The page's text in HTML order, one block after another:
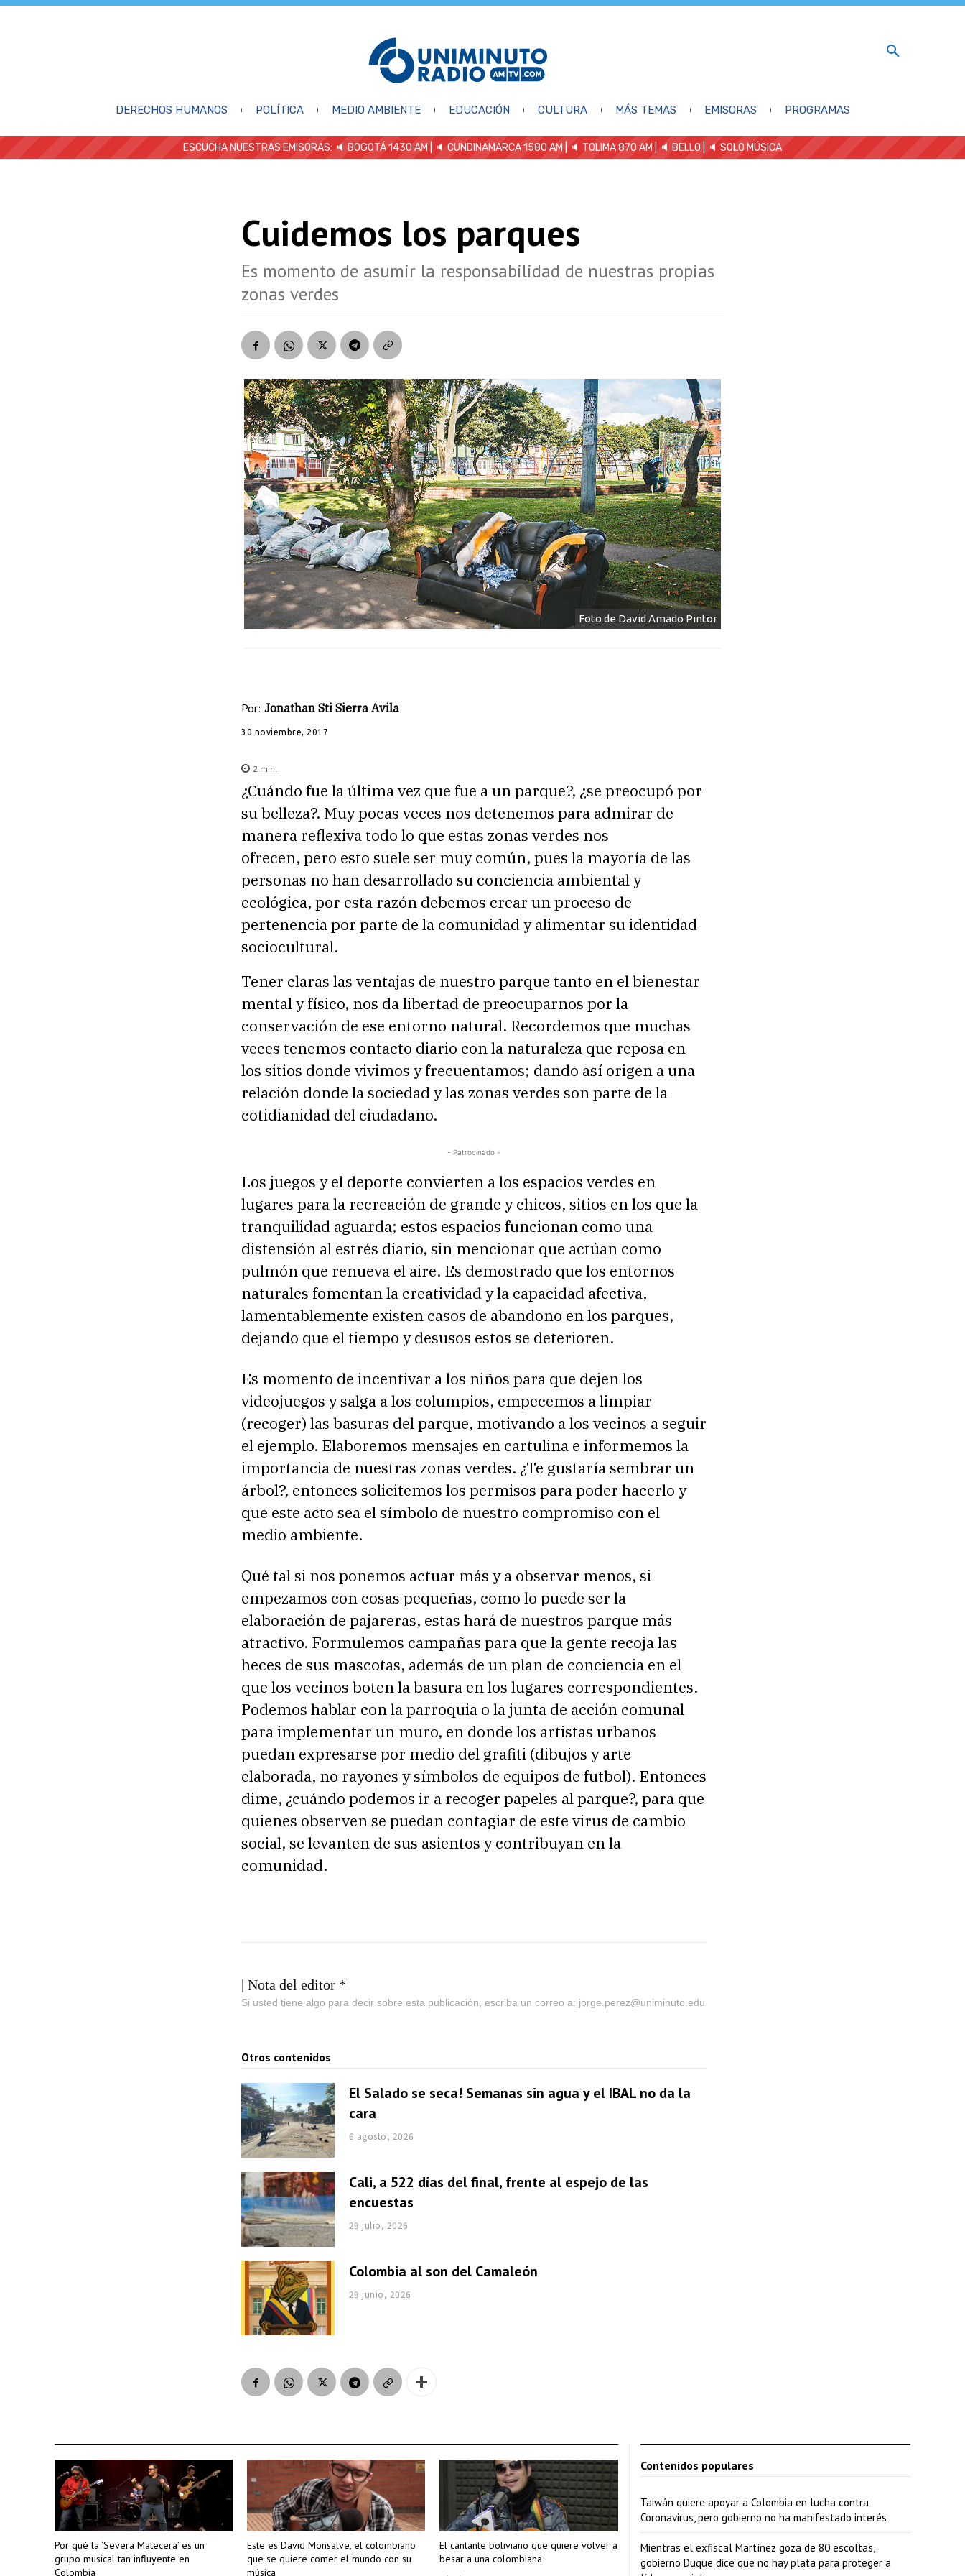
DERECHOS HUMANOS POLÍTICA MEDIO AMBIENTE EDUCACIÓN CULTURA MÁS TEMAS EMISORAS PROGRAMAS
ESCUCHA NUESTRAS EMISORAS: 🔈 BOGOTÁ 1430 AM | 🔈 CUNDINAMARCA 1580 AM | 🔈 TOLIMA 870 AM | 🔈 BELLO 🔈 SOLO MÚSICA
Cuidemos los parques
Es momento de asumir la responsabilidad de nuestras propias
zonas verdes
Foto de David Amado Pintor
Por: Jonathan Sti Sierra Avila
30 noviembre, 2017
2 min.
¿Cuándo fue la última vez que fue a un parque?, ¿se preocupó por
su belleza?. Muy pocas veces nos detenemos para admirar de
manera reflexiva todo lo que estas zonas verdes nos
ofrecen, pero esto suele ser muy común, pues la mayoría de las
personas no han desarrollado su conciencia ambiental y
ecológica, por esta razón debemos crear un proceso de
pertenencia por parte de la comunidad y alimentar su identidad
sociocultural.
Tener claras las ventajas de nuestro parque tanto en el bienestar
mental y físico, nos da libertad de preocuparnos por la
conservación de ese entorno natural. Recordemos que muchas
veces tenemos contacto diario con la naturaleza que reposa en
los sitios donde vivimos y frecuentamos; dando así origen a una
relación donde la sociedad y las zonas verdes son parte de la
cotidianidad del ciudadano.
- Patrocinado -
Los juegos y el deporte convierten a los espacios verdes en
lugares para la recreación de grande y chicos, sitios en los que la
tranquilidad aguarda; estos espacios funcionan como una
distensión al estrés diario, sin mencionar que actúan como
pulmón que renueva el aire. Es demostrado que los entornos
naturales fomentan la creatividad y la capacidad afectiva,
lamentablemente existen casos de abandono en los parques,
dejando que el tiempo y desusos estos se deterioren.
Es momento de incentivar a los niños para que dejen los
videojuegos y salga a los columpios, empecemos a limpiar
(recoger) las basuras del parque, motivando a los vecinos a seguir
el ejemplo. Elaboremos mensajes en cartulina e informemos la
importancia de nuestras zonas verdes. ¿Te gustaría sembrar un
árbol?, entonces solicitemos los permisos para poder hacerlo y
que este acto sea el símbolo de nuestro compromiso con el
medio ambiente.
Qué tal si nos ponemos actuar más y a observar menos, si
empezamos con cosas pequeñas, como lo puede ser la
elaboración de pajareras, estas hará de nuestros parque más
atractivo. Formulemos campañas para que la gente recoja las
heces de sus mascotas, además de un plan de conciencia en el
que los vecinos boten la basura en los lugares correspondientes.
Podemos hablar con la parroquia o la junta de acción comunal
para implementar un muro, en donde los artistas urbanos
puedan expresarse por medio del grafiti (dibujos y arte
elaborada, no rayones y símbolos de equipos de futbol). Entonces
dime, ¿cuándo podemos ir a recoger papeles al parque?, para que
quienes observen se puedan contagiar de este virus de cambio
social, se levanten de sus asientos y contribuyan en la
comunidad.
| Nota del editor *
Si usted tiene algo para decir sobre esta publicación, escriba un correo a: jorge.perez@uniminuto.edu
Otros contenidos
El Salado se seca! Semanas sin agua y el IBAL no da la
cara
6 agosto, 2026
Cali, a 522 días del final, frente al espejo de las
encuestas
29 julio, 2026
Colombia al son del Camaleón
29 junio, 2026
Por qué la ‘Severa Matecera’ es un
grupo musical tan influyente en
Colombia
Este es David Monsalve, el colombiano
que se quiere comer el mundo con su
música
El cantante boliviano que quiere volver a
besar a una colombiana
Contenidos populares
Taiwán quiere apoyar a Colombia en lucha contra
Coronavirus, pero gobierno no ha manifestado interés
Mientras el exfiscal Martínez goza de 80 escoltas,
gobierno Duque dice que no hay plata para proteger a